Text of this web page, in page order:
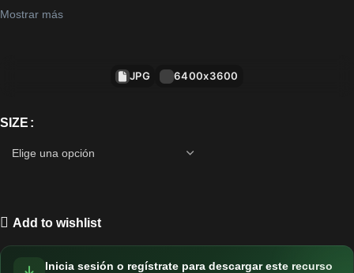
bandas diagonales cálidas.
Mostrar más
JPG 6400x3600
SIZE
Add to wishlist
Inicia sesión o regístrate para descargar este recurso